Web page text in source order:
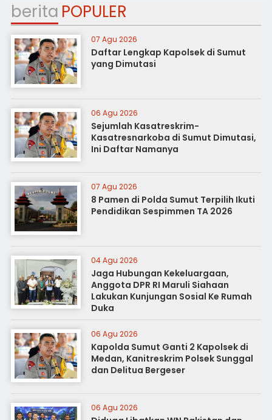
berita POPULER
07 Agu 2026
Daftar Lengkap Kapolsek di Sumut
yang Dimutasi
06 Agu 2026
Sejumlah Kasatreskrim-
Kasatresnarkoba di Sumut Dimutasi,
Ini Daftar Namanya
07 Agu 2026
8 Pamen di Polda Sumut Terpilih Ikuti
Pendidikan Sespimmen TA 2026
04 Agu 2026
Jaga Hubungan Kekeluargaan,
Anggota DPR RI Maruli Siahaan
Lakukan Kunjungan Sosial Ke Rumah
Duka
06 Agu 2026
Kapolda Sumut Ganti 2 Kapolsek di
Medan, Kanitreskrim Polsek Sunggal
dan Delitua Bergeser
06 Agu 2026